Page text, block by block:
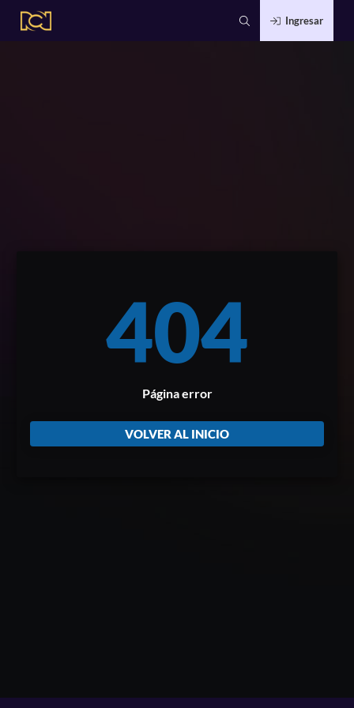
Ingresar
404
Página error
VOLVER AL INICIO